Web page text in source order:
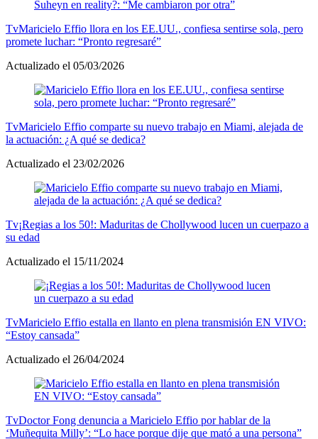
TvMaricielo Effio llora en los EE.UU., confiesa sentirse sola, pero
promete luchar: “Pronto regresaré”
Actualizado el 05/03/2026
TvMaricielo Effio comparte su nuevo trabajo en Miami, alejada de
la actuación: ¿A qué se dedica?
Actualizado el 23/02/2026
Tv¡Regias a los 50!: Maduritas de Chollywood lucen un cuerpazo a
su edad
Actualizado el 15/11/2024
TvMaricielo Effio estalla en llanto en plena transmisión EN VIVO:
“Estoy cansada”
Actualizado el 26/04/2024
TvDoctor Fong denuncia a Maricielo Effio por hablar de la
‘Muñequita Milly’: “Lo hace porque dije que mató a una persona”